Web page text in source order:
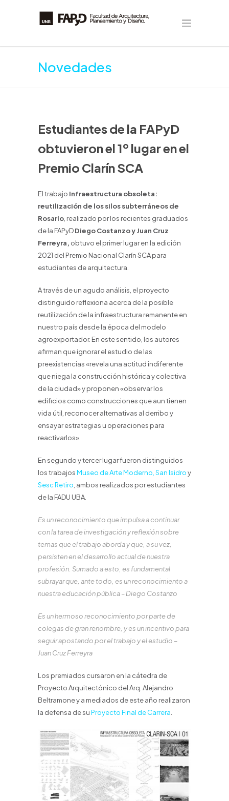
Novedades
Estudiantes de la FAPyD
obtuvieron el 1º lugar en el
Premio Clarín SCA
El trabajo Infraestructura obsoleta:
reutilización de los silos subterráneos de
Rosario , realizado por los recientes graduados
de la FAPyDDiego Costanzo y Juan Cruz
Ferreyra, obtuvo el primer lugar en la edición
2021 del Premio Nacional Clarín SCA para
estudiantes de arquitectura.
A través de un agudo análisis, el proyecto
distinguido reflexiona acerca de la posible
reutilización de la infraestructura remanente en
nuestro país desde la época del modelo
agroexportador. En este sentido, los autores
afirman que ignorar el estudio de las
preexistencias «revela una actitud indiferente
que niega la construcción histórica y colectiva
de la ciudad» y proponen «observar los
edificios como construcciones que aun tienen
vida útil, reconocer alternativas al derribo y
ensayar estrategias u operaciones para
reactivarlos».
En segundo y tercer lugar fueron distinguidos
los trabajosMuseo de Arte Moderno, San Isidroy
Sesc Retiro , ambos realizados por estudiantes
de la FADU UBA.
Es un reconocimiento que impulsa a continuar
con la tarea de investigación y reflexión sobre
temas que el trabajo aborda y que, a su vez,
persisten en el desarrollo actual de nuestra
profesión. Sumado a esto, es fundamental
subrayar que, ante todo, es un reconocimiento a
nuestra educación pública – Diego Costanzo
Es un hermoso reconocimiento por parte de
colegas de gran renombre, y es un incentivo para
seguir apostando por el trabajo y el estudio –
Juan Cruz Ferreyra
Los premiados cursaron en la cátedra de
Proyecto Arquitectónico del Arq. Alejandro
Beltramone y a mediados de este año realizaron
la defensa de suProyecto Final de Carrera